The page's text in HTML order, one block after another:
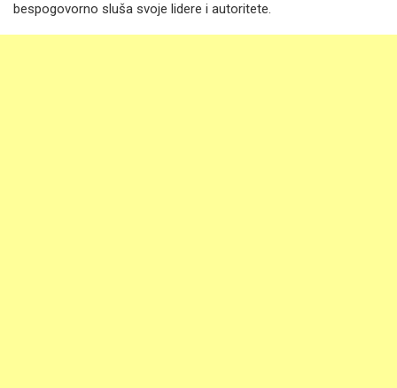
bespogovorno sluša svoje lidere i autoritete.